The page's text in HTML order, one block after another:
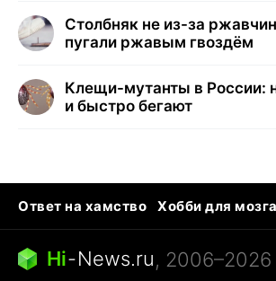
Столбняк не из-за
пугали ржавым гвоздём
Клещи-мутанты в России:
и быстро бегают
Ответ на хамство
Хобби для мозга
Бензин 100 и 95
Тунцы в
Следующая пандемия
Hi-News.ru, 2006–2026